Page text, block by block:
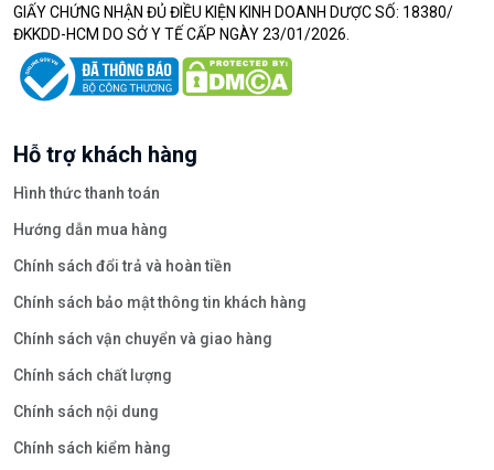
GIẤY CHỨNG NHẬN ĐỦ ĐIỀU KIỆN KINH DOANH DƯỢC SỐ: 18380/
ĐKKDD-HCM DO SỞ Y TẾ CẤP NGÀY 23/01/2026.
Hỗ trợ khách hàng
Hình thức thanh toán
Hướng dẫn mua hàng
Chính sách đổi trả và hoàn tiền
Chính sách bảo mật thông tin khách hàng
Chính sách vận chuyển và giao hàng
Chính sách chất lượng
Chính sách nội dung
Chính sách kiểm hàng